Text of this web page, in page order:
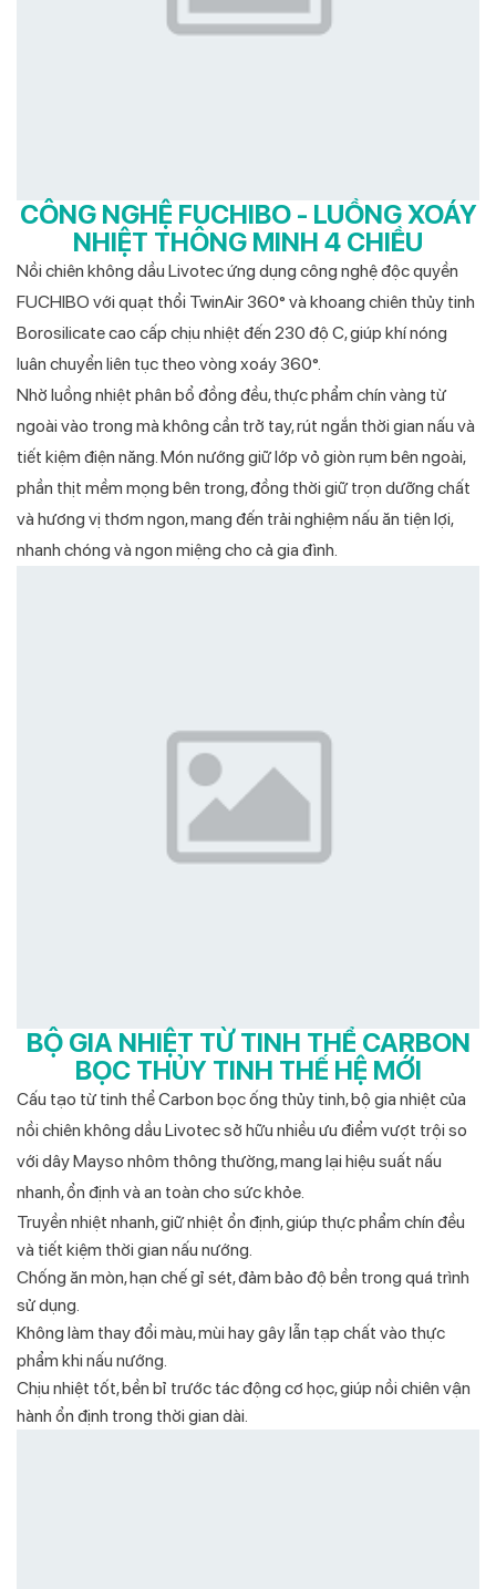
CÔNG NGHỆ FUCHIBO - LUỒNG XOÁY
NHIỆT THÔNG MINH 4 CHIỀU
Nồi chiên không dầu Livotec ứng dụng công nghệ độc quyền
FUCHIBO với quạt thổi TwinAir 360° và khoang chiên thủy tinh
Borosilicate cao cấp chịu nhiệt đến 230 độ C, giúp khí nóng
luân chuyển liên tục theo vòng xoáy 360°.
Nhờ luồng nhiệt phân bổ đồng đều, thực phẩm chín vàng từ
ngoài vào trong mà không cần trở tay, rút ngắn thời gian nấu và
tiết kiệm điện năng. Món nướng giữ lớp vỏ giòn rụm bên ngoài,
phần thịt mềm mọng bên trong, đồng thời giữ trọn dưỡng chất
và hương vị thơm ngon, mang đến trải nghiệm nấu ăn tiện lợi,
nhanh chóng và ngon miệng cho cả gia đình.
BỘ GIA NHIỆT TỪ TINH THỂ CARBON
BỌC THỦY TINH THẾ HỆ MỚI
Cấu tạo từ tinh thể Carbon bọc ống thủy tinh, bộ gia nhiệt của
nồi chiên không dầu Livotec sở hữu nhiều ưu điểm vượt trội so
với dây Mayso nhôm thông thường, mang lại hiệu suất nấu
nhanh, ổn định và an toàn cho sức khỏe.
Truyền nhiệt nhanh, giữ nhiệt ổn định, giúp thực phẩm chín đều
và tiết kiệm thời gian nấu nướng.
Chống ăn mòn, hạn chế gỉ sét, đảm bảo độ bền trong quá trình
sử dụng.
Không làm thay đổi màu, mùi hay gây lẫn tạp chất vào thực
phẩm khi nấu nướng.
Chịu nhiệt tốt, bền bỉ trước tác động cơ học, giúp nồi chiên vận
hành ổn định trong thời gian dài.